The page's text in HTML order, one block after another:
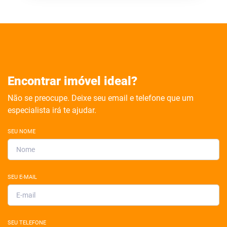
Encontrar imóvel ideal?
Não se preocupe. Deixe seu email e telefone que um
especialista irá te ajudar.
SEU NOME
SEU E-MAIL
SEU TELEFONE